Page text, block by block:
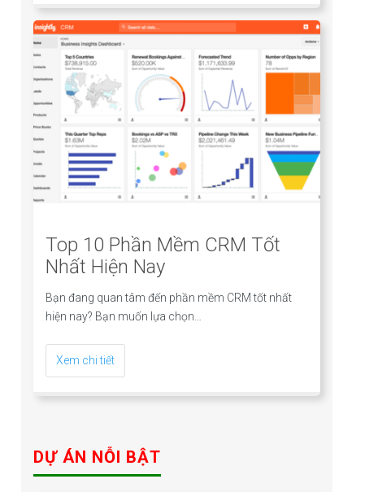
Top 10 Phần Mềm CRM Tốt
Nhất Hiện Nay
Bạn đang quan tâm đến phần mềm CRM tốt nhất
hiện nay? Bạn muốn lựa chọn…
Xem chi tiết
DỰ ÁN NỖI BẬT